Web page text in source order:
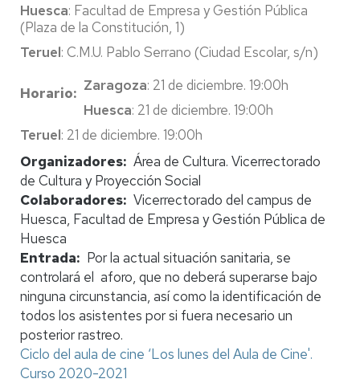
Huesca: Facultad de Empresa y Gestión Pública
(Plaza de la Constitución, 1)
Teruel: C.M.U. Pablo Serrano (Ciudad Escolar, s/n)
Horario Zaragoza: 21 de diciembre. 19:00h
Huesca: 21 de diciembre. 19:00h
Teruel: 21 de diciembre. 19:00h
Organizadores Área de Cultura. Vicerrectorado
de Cultura y Proyección Social
Colaboradores Vicerrectorado del campus de
Huesca, Facultad de Empresa y Gestión Pública de
Huesca
Entrada
Por la actual situación sanitaria, se
controlará el aforo, que no deberá superarse bajo
ninguna circunstancia, así como la identificación de
todos los asistentes por si fuera necesario un
posterior rastreo.
Ciclo del aula de cine ‘Los lunes del Aula de Cine'.
Curso 2020-2021